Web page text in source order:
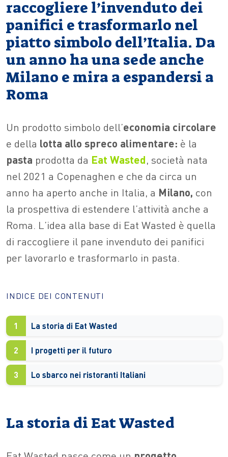
raccogliere l’invenduto dei
panifici e trasformarlo nel
piatto simbolo dell’Italia. Da
un anno ha una sede anche
Milano e mira a espandersi a
Roma
Un prodotto simbolo dell’economia circolare
e della lotta allo spreco alimentare: è la
pasta prodotta da Eat Wasted, società nata
nel 2021 a Copenaghen e che da circa un
anno ha aperto anche in Italia, a Milano, con
la prospettiva di estendere l’attività anche a
Roma. L’idea alla base di Eat Wasted è quella
di raccogliere il pane invenduto dei panifici
per lavorarlo e trasformarlo in pasta.
INDICE DEI CONTENUTI
1 La storia di Eat Wasted
2 I progetti per il futuro
3 Lo sbarco nei ristoranti Italiani
La storia di Eat Wasted